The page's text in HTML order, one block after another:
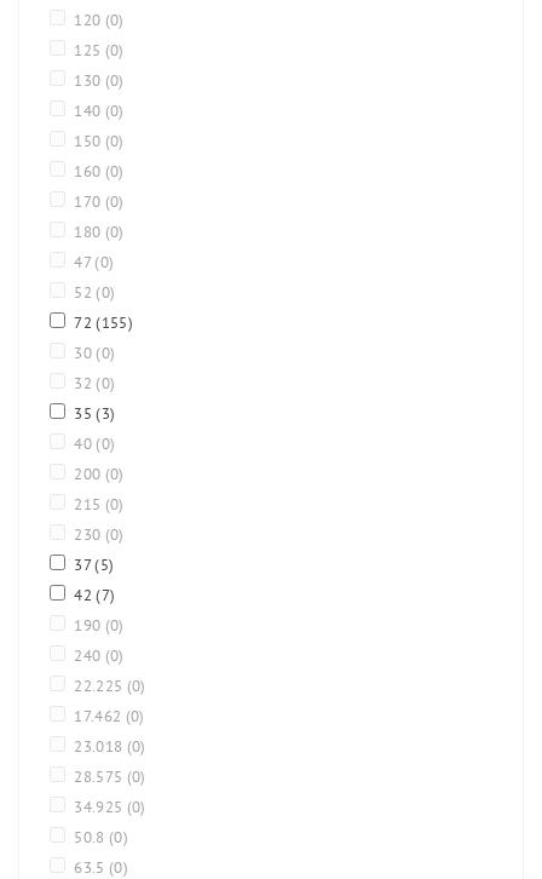
120 (0)
125 (0)
130 (0)
140 (0)
150 (0)
160 (0)
170 (0)
180 (0)
47 (0)
52 (0)
72(155)
30 (0)
32 (0)
35(3)
40 (0)
200 (0)
215 (0)
230 (0)
37(5)
42(7)
190 (0)
240 (0)
22.225 (0)
17.462 (0)
23.018 (0)
28.575 (0)
34.925 (0)
50.8 (0)
63.5 (0)